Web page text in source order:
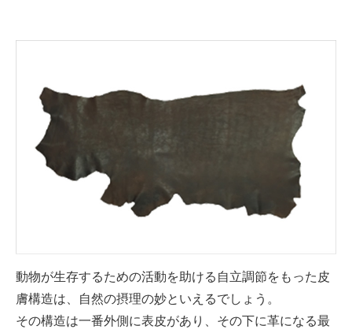
動物が生存するための活動を助ける自立調節をもった皮
膚構造は、自然の摂理の妙といえるでしょう。
その構造は一番外側に表皮があり、その下に革になる最